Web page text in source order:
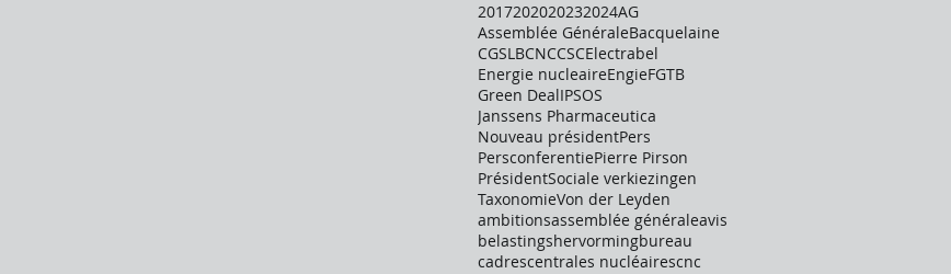
2017202020232024AG
Assemblée GénéraleBacquelaine
CGSLBCNCCSCElectrabel
Energie nucleaireEngieFGTB
Green DealIPSOS
Janssens Pharmaceutica
Nouveau présidentPers
PersconferentiePierre Pirson
PrésidentSociale verkiezingen
TaxonomieVon der Leyden
ambitionsassemblée généraleavis
belastingshervormingbureau
cadrescentrales nucléairescnc